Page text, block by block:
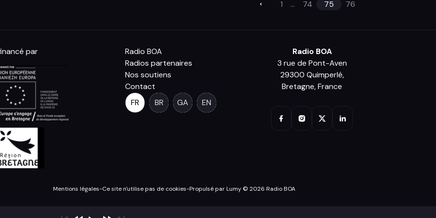
1 ... 74 75 76
par
Radio BOA
Radios partenaires
Nos soutiens
Contact
FR
BR GA EN
Radio BOA
3 rue de Pont-Aven
29300 Quimperlé,
Bretagne, France
Mentions légales-Ce site n'utilise pas de cookies-Propulsé par Lumy © 2026 Radio BOA